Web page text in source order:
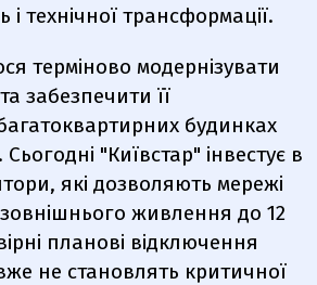
технічної трансформації.
терміново модернізувати
забезпечити її
будинках
Сьогодні "Київстар" інвестує в
які дозволяють мережі
живлення до 12
планові відключення
не становлять критичної